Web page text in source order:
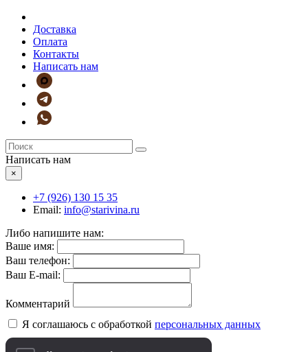
Доставка
Оплата
Контакты
Написать нам
Написать нам
×
+7 (926) 130 15 35
Email: info@starivina.ru
Либо напишите нам:
Ваше имя:
Ваш телефон:
Ваш E-mail:
Комментарий
Я соглашаюсь с обработкой персональных данных